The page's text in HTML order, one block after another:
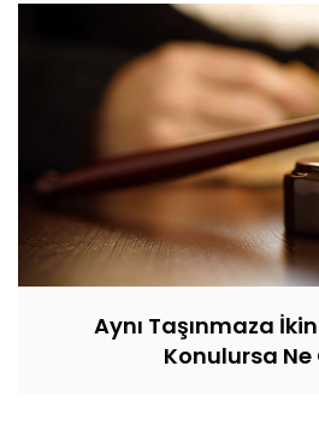
Aynı Taşınmaza
Konulursa Ne